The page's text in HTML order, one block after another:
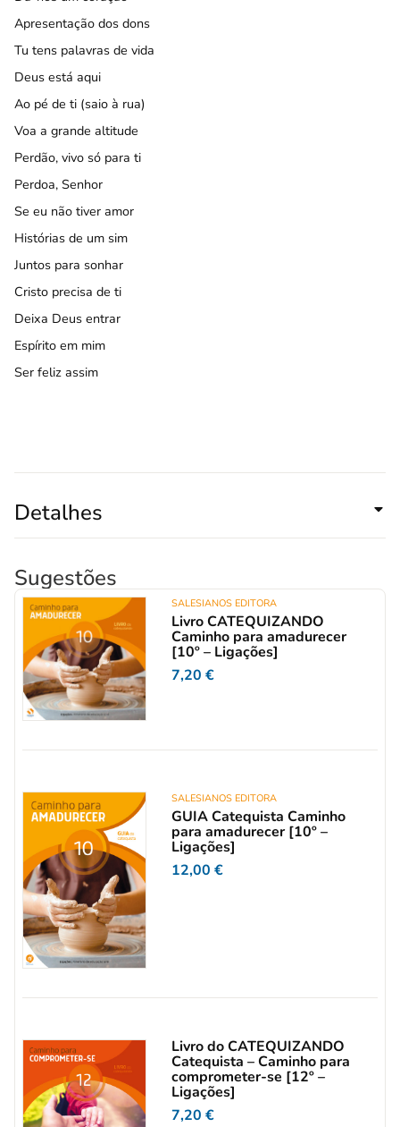
Apresentação dos dons
Tu tens palavras de vida
Deus está aqui
Ao pé de ti (saio à rua)
Voa a grande altitude
Perdão, vivo só para ti
Perdoa, Senhor
Se eu não tiver amor
Histórias de um sim
Juntos para sonhar
Cristo precisa de ti
Deixa Deus entrar
Espírito em mim
Ser feliz assim
Detalhes
Sugestões
SALESIANOS EDITORA
Livro CATEQUIZANDO
Caminho para amadurecer
[10º – Ligações]
7,20€
SALESIANOS EDITORA
GUIA Catequista Caminho
para amadurecer [10º –
Ligações]
12,00€
Livro do CATEQUIZANDO
Catequista – Caminho para
comprometer-se [12º –
Ligações]
7,20€